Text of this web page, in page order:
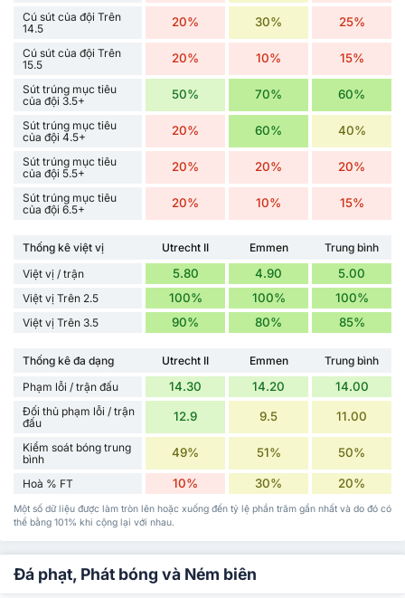
Cú sút của đội Trên
14.5
20% 30% 25%
Cú sút của đội Trên
15.5
20% 10% 15%
Sút trúng mục tiêu
của đội 3.5+
50% 70% 60%
Sút trúng mục tiêu
của đội 4.5+
20% 60% 40%
Sút trúng mục tiêu
của đội 5.5+
20% 20% 20%
Sút trúng mục tiêu
của đội 6.5+
20% 10% 15%
Thống kê việt vị Utrecht II Emmen
Trung bình
Việt vị / trận
5.80 4.90 5.00
Việt vị Trên 2.5 100% 100% 100%
Việt vị Trên 3.5 90% 80% 85%
Thống kê đa dạng Utrecht II Emmen
Trung bình
Phạm lỗi / trận đấu
14.30 14.20 14.00
Đối thủ phạm lỗi / trận
đấu
12.9 9.5 11.00
Kiểm soát bóng trung
bình
49% 51% 50%
Hoà % FT 10% 30% 20%
Một số dữ liệu được làm tròn lên hoặc xuống đến tỷ lệ phần trăm gần nhất và do đó có
thể bằng 101% khi cộng lại với nhau.
Đá phạt, Phát bóng và Ném biên